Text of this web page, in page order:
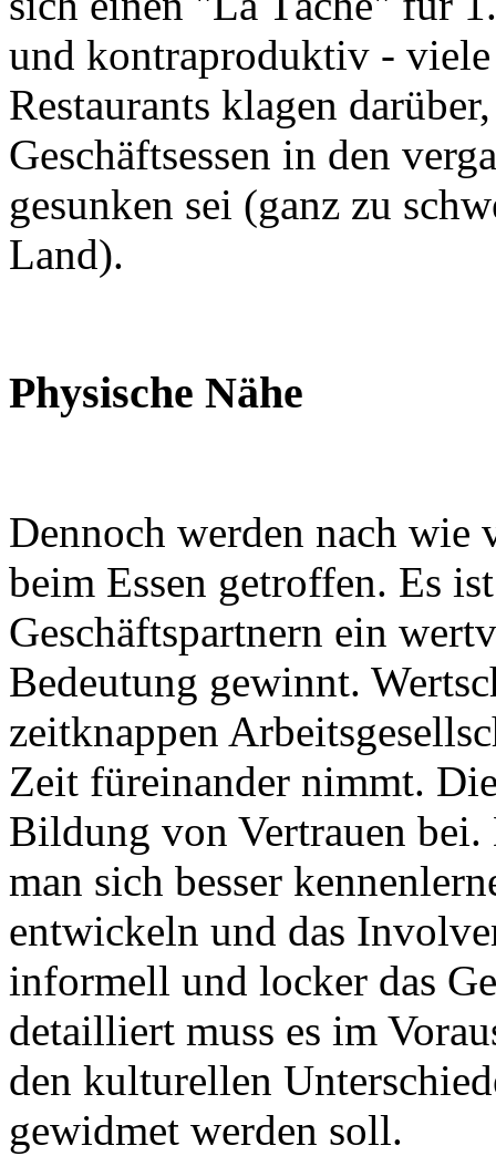
und kontraproduktiv -
Restaurants klagen
Geschäftsessen in den
gesunken sei (ganz zu
Land).
Physische Nähe
Dennoch werden nach
beim Essen getroffen. Es
Geschäftspartnern ein
Bedeutung gewinnt.
zeitknappen
Zeit füreinander nimmt.
Bildung von Vertrauen
man sich besser
entwickeln und das
informell und locker das
detailliert muss es im
den kulturellen
gewidmet werden soll.